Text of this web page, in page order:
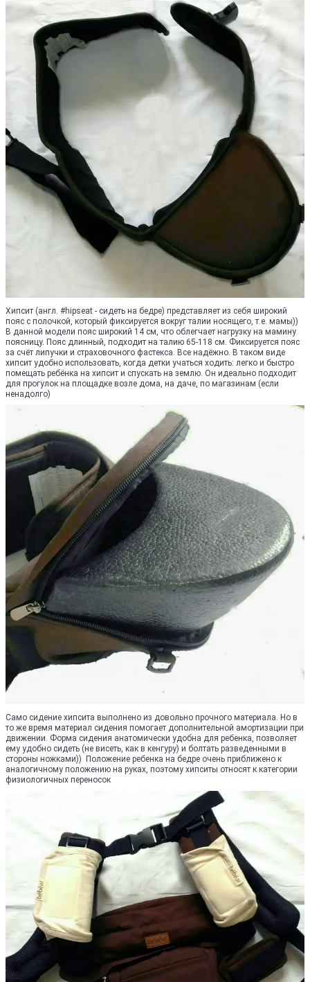
Хипсит (англ. #hipseat - сидеть на бедре) представляет из себя широкий
пояс с полочкой, который фиксируется вокруг талии носящего, т.е. мамы))
В данной модели пояс широкий 14 см, что облегчает нагрузку на мамину
поясницу. Пояс длинный, подходит на талию 65-118 см. Фиксируется пояс
за счёт липучки и страховочного фастекса. Все надёжно. В таком виде
хипсит удобно использовать, когда детки учаться ходить: легко и быстро
помещать ребёнка на хипсит и спускать на землю. Он идеально подходит
для прогулок на площадке возле дома, на даче, по магазинам (если
ненадолго)
Само сидение хипсита выполнено из довольно прочного материала. Но в
то же время материал сидения помогает дополнительной амортизации при
движении. Форма сидения анатомически удобна для ребенка, позволяет
ему удобно сидеть (не висеть, как в кенгуру) и болтать разведенными в
стороны ножками)) Положение ребенка на бедре очень приближено к
аналогичному положению на руках, поэтому хипситы относят к категории
физиологичных переносок